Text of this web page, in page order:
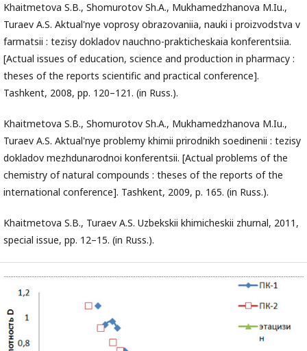
Khaitmetova S.B., Shomurotov Sh.A., Mukhamedzhanova M.Iu.,
Turaev A.S. Aktual'nye voprosy obrazovaniia, nauki i proizvodstva v
farmatsii : tezisy dokladov nauchno-prakticheskaia konferentsiia.
[Actual issues of education, science and production in pharmacy :
theses of the reports scientific and practical conference].
Tashkent, 2008, pp. 120–121. (in Russ.).
Khaitmetova S.B., Shomurotov Sh.A., Mukhamedzhanova M.Iu.,
Turaev A.S. Aktual'nye problemy khimii prirodnikh soedinenii : tezisy
dokladov mezhdunarodnoi konferentsii. [Actual problems of the
chemistry of natural compounds : theses of the reports of the
international conference]. Tashkent, 2009, p. 165. (in Russ.).
Khaitmetova S.B., Turaev A.S. Uzbekskii khimicheskii zhurnal, 2011,
special issue, pp. 12–15. (in Russ.).